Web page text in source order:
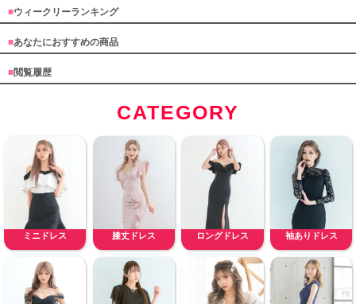
■ウィークリーランキング
■あなたにおすすめの商品
■閲覧履歴
CATEGORY
ミニドレス 膝丈ドレス ロングドレス 袖ありドレス